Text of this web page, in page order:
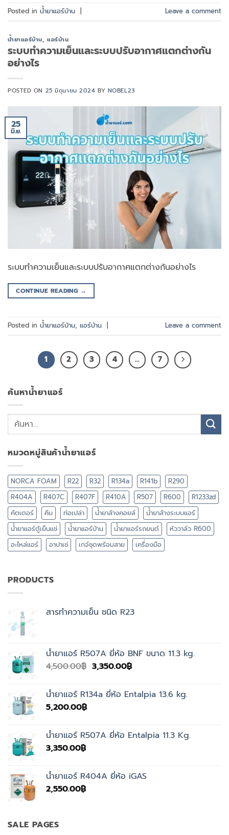
Posted in น้ำยาแอร์บ้าน | Leave a comment
น้ำยาแอร์บ้าน,แอร์บ้าน
ระบบทำความเย็นและระบบปรับอากาศแตกต่างกัน
อย่างไร
POSTED ON 25 มิถุนายน 2024 BY NOBEL23
25
มิ.ย.
ระบบทำความเย็นและระบบปรับอากาศแตกต่างกันอย่างไร
CONTINUE READING →
Posted in น้ำยาแอร์บ้าน, แอร์บ้าน Leave a comment
1 2 3 4 … 7
ค้นหาน้ำยาแอร์
หมวดหมู่สินค้าน้ำยาแอร์
NORCA FOAM R22 R32 R134a R141b
R290
R404A
R407C R407F R410A R507 R600
R1233zd
คัตเตอร์
คีม ท่อเปล่า น้ำยาล้างคอยล์
น้ำยาล้างระบบแอร์
น้ำยาแอร์ตู้เย็นแช่
น้ำยาแอร์บ้าน น้ำยาแอร์รถยนต์
หัววาล์ว R600
อะไหล่แอร์
อาปาเช่ เกจ์ชุดพร้อมสาย เครื่องมือ
PRODUCTS
สารทำความเย็น ชนิด R23
น้ำยาแอร์ R507A ยี่ห้อ BNF ขนาด 11.3 kg.
4,500.00฿ Original
4,500.00฿.
3,350.00฿Current
3,350.00฿.
น้ำยาแอร์ R134a ยี่ห้อ Entalpia 13.6 kg.
5,200.00฿
น้ำยาแอร์ R507A ยี่ห้อ Entalpia 11.3 Kg.
3,350.00฿
น้ำยาแอร์ R404A ยี่ห้อ iGAS
2,550.00฿
SALE PAGES